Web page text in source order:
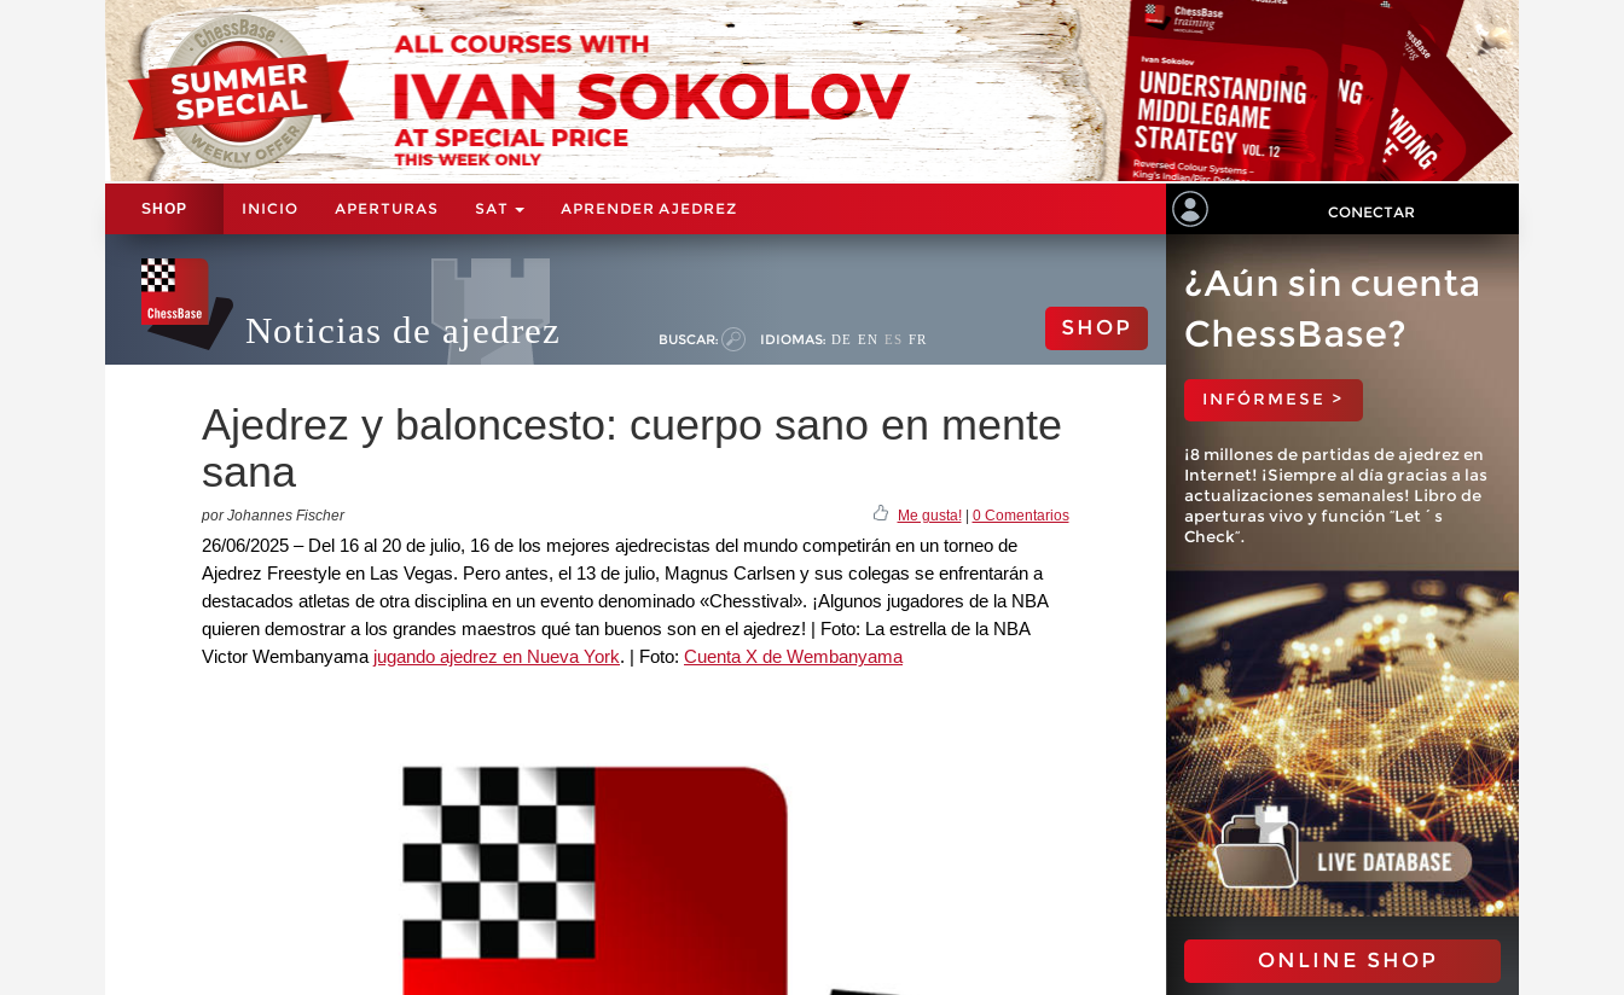
SHOP INICIO APERTURAS SAT APRENDER AJEDREZ CONECTAR
Noticias de ajedrez BUSCAR: IDIOMAS: DE EN ES FR SHOP
Ajedrez y baloncesto: cuerpo sano en mente
sana
por Johannes Fischer Me gusta!| 0 Comentarios
26/06/2025 – Del 16 al 20 de julio, 16 de los mejores ajedrecistas del mundo competirán en un torneo de
Ajedrez Freestyle en Las Vegas. Pero antes, el 13 de julio, Magnus Carlsen y sus colegas se enfrentarán a
destacados atletas de otra disciplina en un evento denominado «Chesstival». ¡Algunos jugadores de la NBA
quieren demostrar a los grandes maestros qué tan buenos son en el ajedrez! | Foto: La estrella de la NBA
Victor Wembanyama jugando ajedrez en Nueva York. | Foto: Cuenta X de Wembanyama
¿Aún sin cuenta
ChessBase?
INFÓRMESE >
¡8 millones de partidas de ajedrez en
Internet! ¡Siempre al día gracias a las
actualizaciones semanales! Libro de
aperturas vivo y función “Let´s
Check”.
ONLINE SHOP